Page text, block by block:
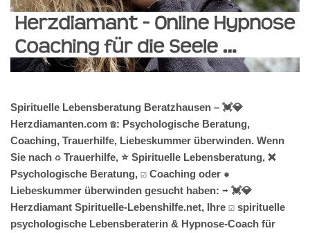
Spirituelle Lebensberatung Beratzhausen – 💓️💎
Herzdiamanten.com ☎️: Psychologische Beratung,
Coaching, Trauerhilfe, Liebeskummer überwinden. Wenn
Sie nach ♻ Trauerhilfe, ⭐ Spirituelle Lebensberatung, ❌
Psychologische Beratung, ☑️ Coaching oder ✹
Liebeskummer überwinden gesucht haben: ➡️ 💓️💎
Herzdiamant Spirituelle-Lebenshilfe.net, Ihre ☑️ spirituelle
psychologische Lebensberaterin & Hypnose-Coach für